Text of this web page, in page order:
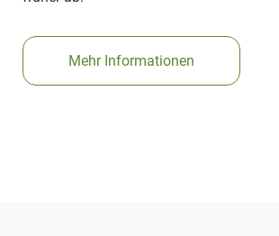
Mehr Informationen